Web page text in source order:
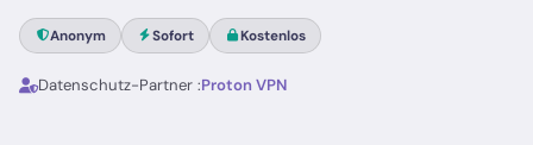
Anonym Sofort Kostenlos
Datenschutz-Partner :Proton VPN